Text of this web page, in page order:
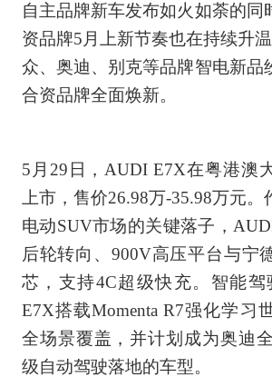
自主品牌新车发布如火如荼的同
资品牌5月上新节奏也在持续升
众、奥迪、别克等品牌智电新品
合资品牌全面焕新。
5月29日，AUDI E7X在粤港澳
上市，售价26.98万-35.98万元
电动SUV市场的关键落子，
后轮转向、900V高压平台与宁
芯，支持4C超级快充。智能
E7X搭载Momenta R7强化学习
全场景覆盖，并计划成为奥迪
级自动驾驶落地的车型。